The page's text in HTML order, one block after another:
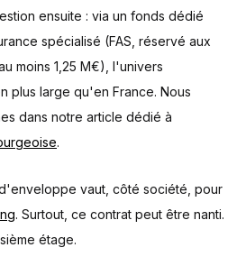
ensuite : via un fonds dédié
spécialisé (FAS, réservé aux
moins 1,25 M€), l'univers
plus large qu'en France. Nous
dans notre article dédié à
.
vaut, côté société, pour
. Surtout, ce contrat peut être nanti.
étage.